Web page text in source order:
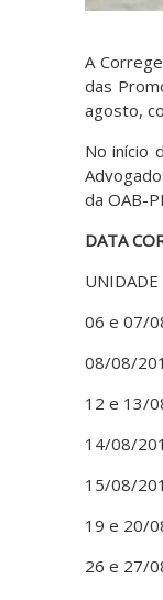
A
das
agosto,
No início
da OAB-
DATA
06 e 07/
08/08/
12 e 13/
14/08/
15/08/
19 e 20/
26 e 27/